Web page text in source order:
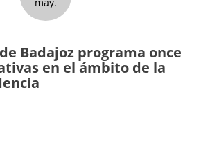
Badajoz programa once
en el ámbito de la